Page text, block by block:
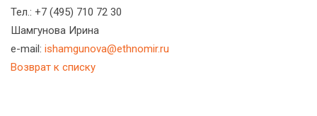
Тел.: +7 (495) 710 72 30
Шамгунова Ирина
e-mail: ishamgunova@ethnomir.ru
Возврат к списку